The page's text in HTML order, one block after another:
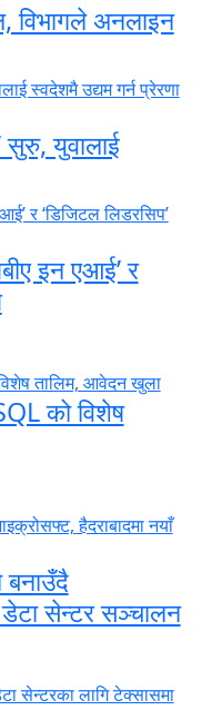
विभागले अनलाइन
सुरु, युवालाई
इन एआई’ र
को विशेष
डेटा सेन्टर सञ्चालन